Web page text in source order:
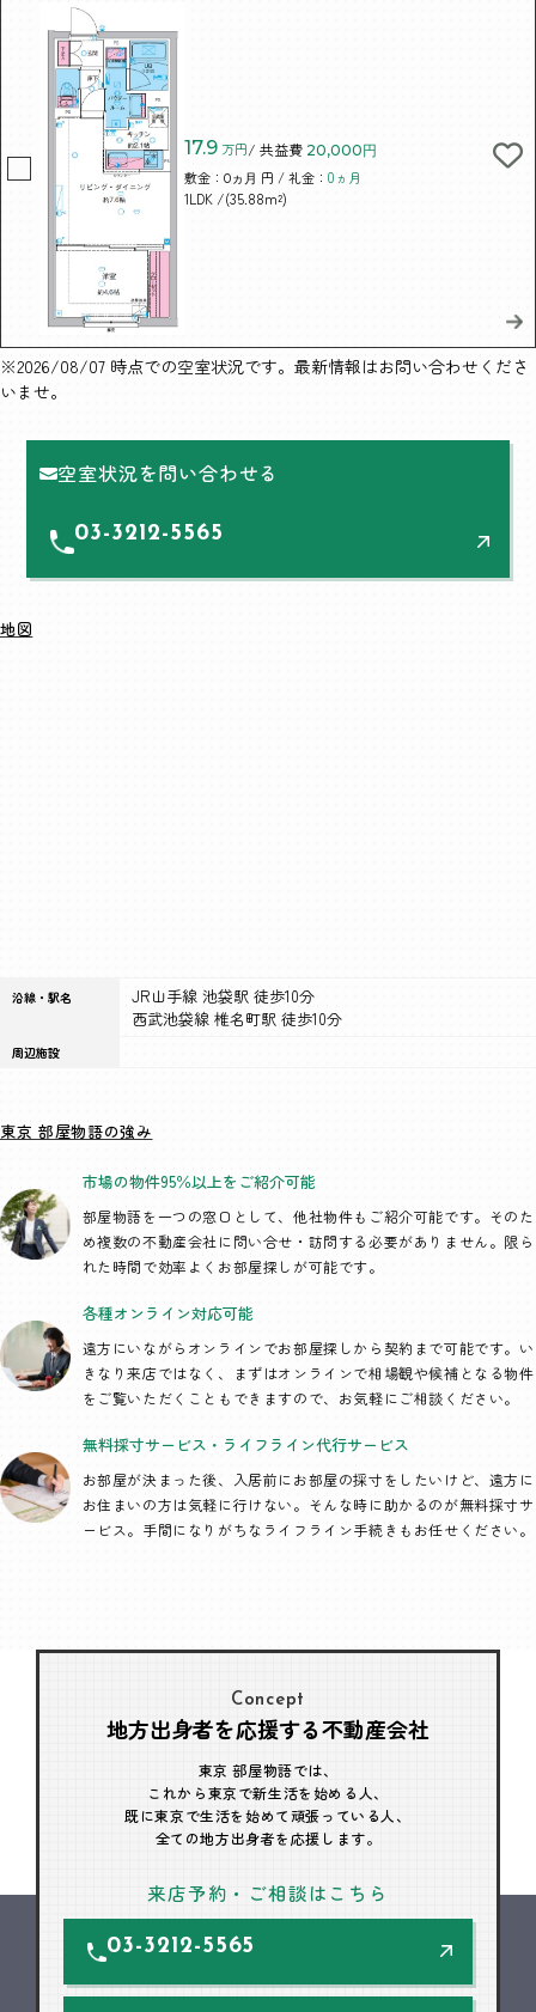
17.9 万円/ 共益費 20,000円
敷金：0ヵ月 円 / 礼金：0ヵ月
1LDK /(35.88m²)
※2026/08/07 時点での空室状況です。最新情報はお問い合わせくださ
いませ。
空室状況を問い合わせる
03-3212-5565
地図
沿線・駅名
JR山手線 池袋駅 徒歩10分
西武池袋線 椎名町駅 徒歩10分
周辺施設
東京 部屋物語の強み
市場の物件95％以上を ご紹介可能
部屋物語を一つの窓口として、他社物件もご紹介可能です。そのた
め複数の不動産会社に問い合せ・訪問する必要がありません。限ら
れた時間で効率よくお部屋探しが可能です。
各種オンライン対応可能
遠方にいながらオンラインでお部屋探しから契約まで可能です。い
きなり来店ではなく、まずはオンラインで相場観や候補となる物件
をご覧いただくこともできますので、お気軽にご相談ください。
無料採寸サービス・ ライフライン代行サービス
お部屋が決まった後、入居前にお部屋の採寸をしたいけど、遠方に
お住まいの方は気軽に行けない。そんな時に助かるのが無料採寸サ
ービス。手間になりがちなライフライン手続きもお任せください。
Concept
地方出身者を応援する不動産会社
東京 部屋物語では、
これから東京で新生活を始める人、
既に東京で生活を始めて頑張っている人、
全ての地方出身者を応援します。
来店予約・ご相談はこちら
03-3212-5565